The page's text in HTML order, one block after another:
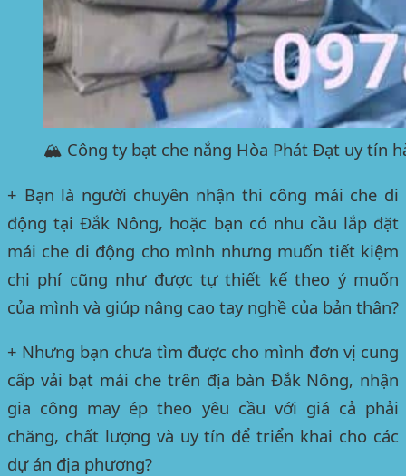
🏔️ Công ty bạt che nắng Hòa Phát Đạt uy tín
+ Bạn là người chuyên nhận thi công mái che di
độngtại Đắk Nông, hoặc bạn có nhu cầu lắp đặt
mái che di động cho mình nhưng muốn tiết kiệm
chi phí cũng như được tự thiết kế theo ý muốn
của mình và giúp nâng cao tay nghề của bản thân?
+ Nhưng bạn chưa tìm được cho mình đơn vị cung
cấp vải bạt mái che trên địa bàn Đắk Nông, nhận
gia công may ép theo yêu cầu với giá cả phải
chăng, chất lượng và uy tín để triển khai cho các
dự án địa phương?